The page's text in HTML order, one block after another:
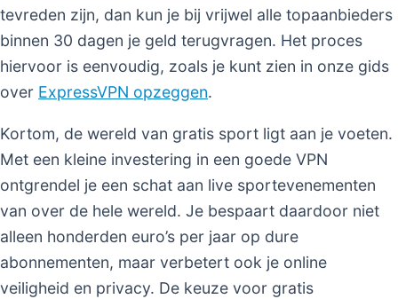
tevreden zijn, dan kun je bij vrijwel alle topaanbieders
binnen 30 dagen je geld terugvragen. Het proces
hiervoor is eenvoudig, zoals je kunt zien in onze gids
over ExpressVPN opzeggen.
Kortom, de wereld van gratis sport ligt aan je voeten.
Met een kleine investering in een goede VPN
ontgrendel je een schat aan live sportevenementen
van over de hele wereld. Je bespaart daardoor niet
alleen honderden euro’s per jaar op dure
abonnementen, maar verbetert ook je online
veiligheid en privacy. De keuze voor gratis